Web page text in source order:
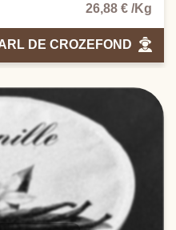
26,88 € /Kg
DE CROZEFOND